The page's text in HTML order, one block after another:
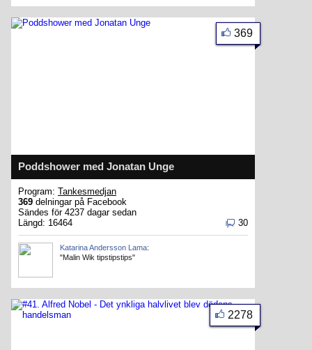
Poddshower med Jonatan Unge
369
Program: Tankesmedjan
369 delningar på Facebook
Sändes för 4237 dagar sedan
Längd: 16464
30
Katarina Andersson Lama:
"Malin Wik tipstipstips"
2278